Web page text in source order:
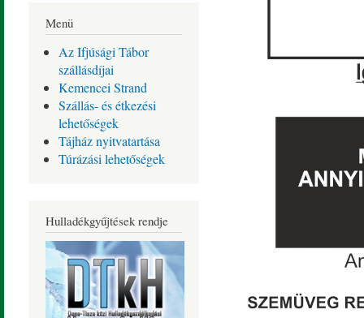
Menü
Az Ifjúsági Tábor
szállásdíjai
Kemencei Strand
Szállás- és étkezési
lehetőségek
Tájház nyitvatartása
Túrázási lehetőségek
Hulladékgyűjtések rendje